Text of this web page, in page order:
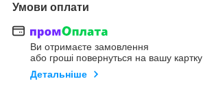
Умови оплати
Ви отримаєте замовлення
або гроші повернуться на вашу картку
Детальніше